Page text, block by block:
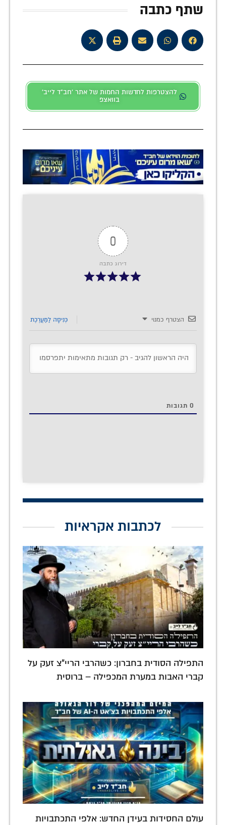
שתף כתבה
להצטרפות לחדשות החמות של אתר 'חב"ד לייב'
בוואצפ
0
דירוג כתבה
הצטרף כמנוי כְּנִיסָה לַמַעֲרֶכֶת
0 תגובות
לכתבות אקראיות
התפילה הסודית בחברון: כשהרבי הריי"צ זעק על
קברי האבות במערת המכפילה – ברוסית
עולם החסידות בעידן החדש: אלפי התכתבויות